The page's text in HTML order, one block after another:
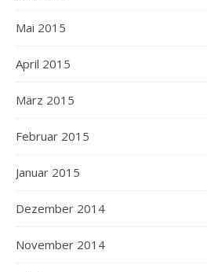
Mai 2015
April 2015
März 2015
Februar 2015
Januar 2015
Dezember 2014
November 2014